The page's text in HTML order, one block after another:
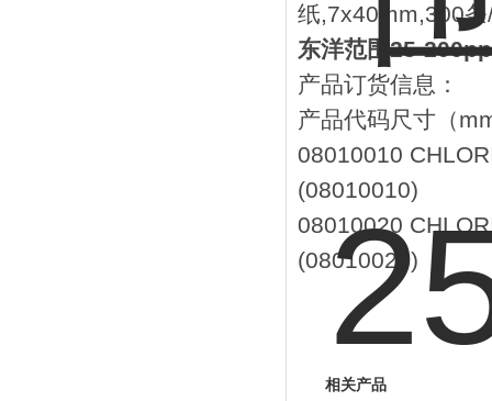
纸,7x40mm,300
东洋范围25-
产品订货信息：
产品代码尺寸（
08010010
(08010010)
08010020
(08010020)
相关产品